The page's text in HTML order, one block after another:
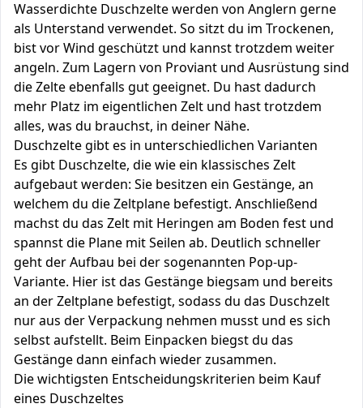
Wasserdichte Duschzelte werden von Anglern gerne
als Unterstand verwendet. So sitzt du im Trockenen,
bist vor Wind geschützt und kannst trotzdem weiter
angeln. Zum Lagern von Proviant und Ausrüstung sind
die Zelte ebenfalls gut geeignet. Du hast dadurch
mehr Platz im eigentlichen Zelt und hast trotzdem
alles, was du brauchst, in deiner Nähe.
Duschzelte gibt es in unterschiedlichen Varianten
Es gibt Duschzelte, die wie ein klassisches Zelt
aufgebaut werden: Sie besitzen ein Gestänge, an
welchem du die Zeltplane befestigt. Anschließend
machst du das Zelt mit Heringen am Boden fest und
spannst die Plane mit Seilen ab. Deutlich schneller
geht der Aufbau bei der sogenannten Pop-up-
Variante. Hier ist das Gestänge biegsam und bereits
an der Zeltplane befestigt, sodass du das Duschzelt
nur aus der Verpackung nehmen musst und es sich
selbst aufstellt. Beim Einpacken biegst du das
Gestänge dann einfach wieder zusammen.
Die wichtigsten Entscheidungskriterien beim Kauf
eines Duschzeltes